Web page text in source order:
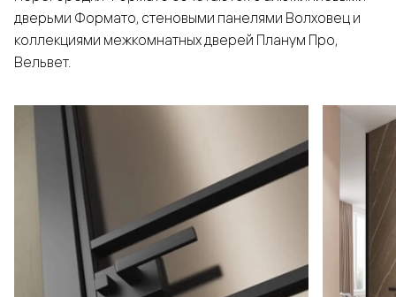
дверьми Формато, стеновыми панелями Волховец и
коллекциями межкомнатных дверей Планум Про,
Вельвет.